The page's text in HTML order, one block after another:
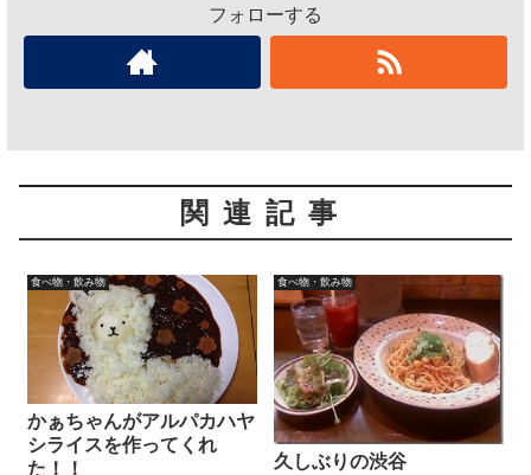
フォローする
関連記事
食べ物・飲み物
かぁちゃんがアルパカハヤ
シライスを作ってくれ
た！！
食べ物・飲み物
久しぶりの渋谷